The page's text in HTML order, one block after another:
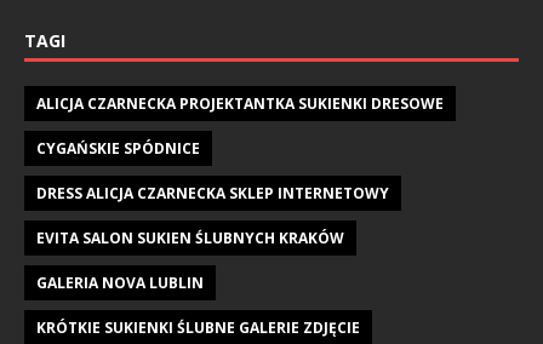
TAGI
ALICJA CZARNECKA PROJEKTANTKA SUKIENKI DRESOWE
CYGAŃSKIE SPÓDNICE
DRESS ALICJA CZARNECKA SKLEP INTERNETOWY
EVITA SALON SUKIEN ŚLUBNYCH KRAKÓW
GALERIA NOVA LUBLIN
KRÓTKIE SUKIENKI ŚLUBNE GALERIE ZDJĘCIE